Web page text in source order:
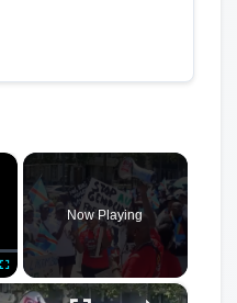
×
Fullscreen
Now Playing
×